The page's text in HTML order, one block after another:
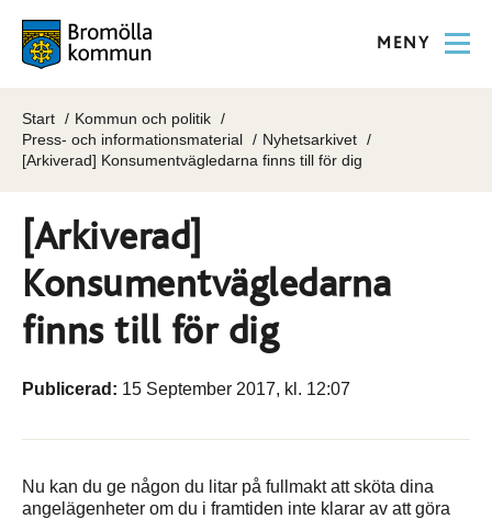
MENY
Start
Kommun och politik
Press- och informationsmaterial
Nyhetsarkivet
[Arkiverad] Konsumentvägledarna finns till för dig
[Arkiverad]
Konsumentvägledarna
finns till för dig
Publicerad: 15 September 2017, kl. 12:07
Nu kan du ge någon du litar på fullmakt att sköta dina
angelägenheter om du i framtiden inte klarar av att göra